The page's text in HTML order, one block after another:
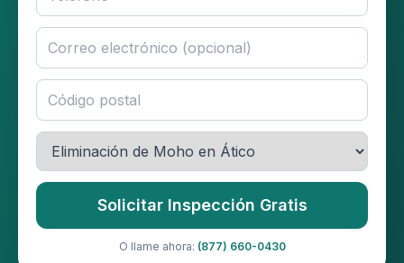
Solicitar Inspección Gratis
O llame ahora: (877) 660-0430